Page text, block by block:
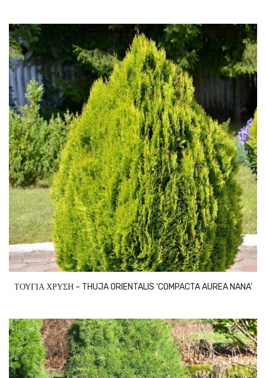
ΤΟΥΓΙΑ ΧΡΥΣΗ – THUJA ORIENTALIS ‘COMPACTA AUREA NANA’